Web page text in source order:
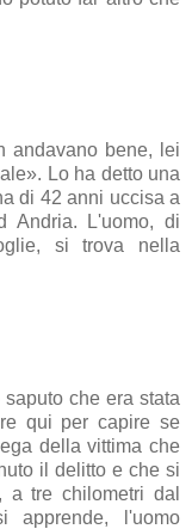
andavano bene, lei
Lo ha detto una
di 42 anni uccisa a
Andria. L'uomo, di
si trova nella
che era stata
qui per capire se
della vittima che
il delitto e che si
a tre chilometri dal
apprende, l'uomo